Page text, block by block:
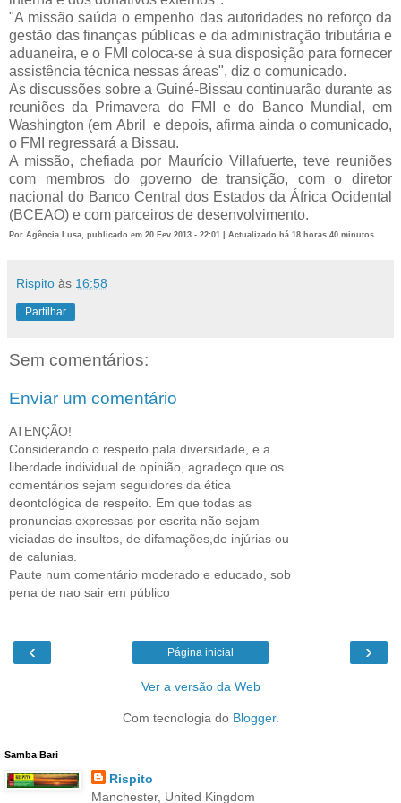
"A missão saúda o empenho das autoridades no reforço da
gestão das finanças públicas e da administração tributária e
aduaneira, e o FMI coloca-se à sua disposição para fornecer
assistência técnica nessas áreas", diz o comunicado.
As discussões sobre a Guiné-Bissau continuarão durante as
reuniões da Primavera do FMI e do Banco Mundial, em
Washington (em Abril e depois, afirma ainda o comunicado,
o FMI regressará a Bissau.
A missão, chefiada por Maurício Villafuerte, teve reuniões
com membros do governo de transição, com o diretor
nacional do Banco Central dos Estados da África Ocidental
(BCEAO) e com parceiros de desenvolvimento.
Por Agência Lusa, publicado em 20 Fev 2013 - 22:01 | Actualizado há 18 horas 40 minutos
Rispito às 16:58
Partilhar
Sem comentários:
Enviar um comentário
ATENÇÃO!
Considerando o respeito pala diversidade, e a
liberdade individual de opinião, agradeço que os
comentários sejam seguidores da ética
deontológica de respeito. Em que todas as
pronuncias expressas por escrita não sejam
viciadas de insultos, de difamações,de injúrias ou
de calunias.
Paute num comentário moderado e educado, sob
pena de nao sair em público
‹ ›
Página inicial
Ver a versão da Web
Com tecnologia do Blogger.
Samba Bari
Rispito
Manchester, United Kingdom